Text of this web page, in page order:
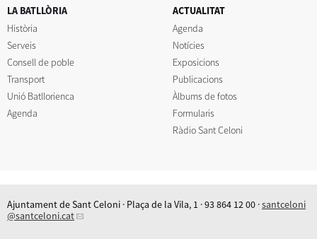
LA BATLLÒRIA
Història
Serveis
Consell de poble
Transport
Unió Batllorienca
Agenda
ACTUALITAT
Agenda
Notícies
Exposicions
Publicacions
Àlbums de fotos
Formularis
Ràdio Sant Celoni
Ajuntament de Sant Celoni · Plaça de la Vila, 1 · 93 864 12 00 ·santceloni
@santceloni.cat